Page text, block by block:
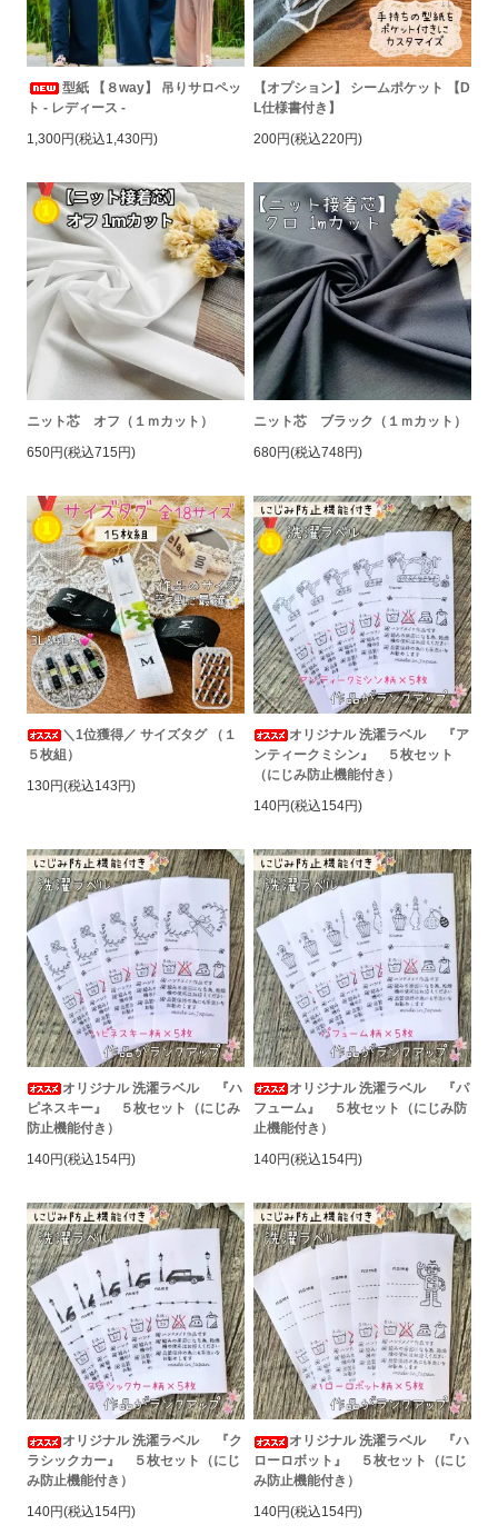
型紙 【８way】 吊りサロペッ
ト - レディース -
1,300円(税込1,430円)
【オプション】 シームポケット 【D
L仕様書付き】
200円(税込220円)
ニット芯 オフ（１ｍカット）
650円(税込715円)
ニット芯 ブラック（１ｍカット）
680円(税込748円)
＼1位獲得／ サイズタグ （１
５枚組）
130円(税込143円)
オリジナル 洗濯ラベル 『ア
ンティークミシン』 ５枚セット
（にじみ防止機能付き）
140円(税込154円)
オリジナル 洗濯ラベル 『ハ
ピネスキー』 ５枚セット（にじみ
防止機能付き）
140円(税込154円)
オリジナル 洗濯ラベル 『パ
フューム』 ５枚セット（にじみ防
止機能付き）
140円(税込154円)
オリジナル 洗濯ラベル 『ク
ラシックカー』 ５枚セット（にじ
み防止機能付き）
140円(税込154円)
オリジナル 洗濯ラベル 『ハ
ローロボット』 ５枚セット（にじ
み防止機能付き）
140円(税込154円)